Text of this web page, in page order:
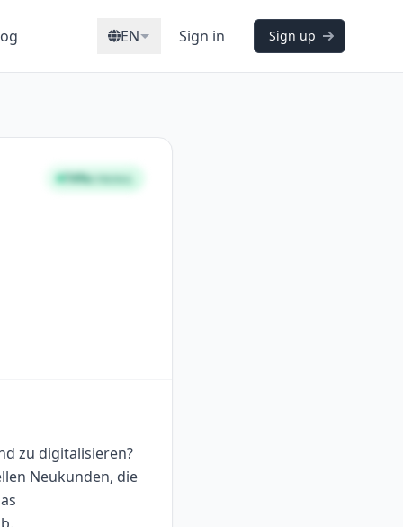
EN Sign in Sign up
74%STRONG
zu digitalisieren?
Neukunden, die